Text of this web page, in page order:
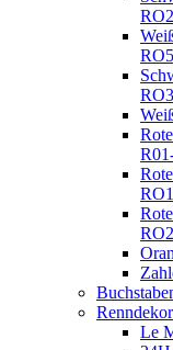
Renndekor
Le